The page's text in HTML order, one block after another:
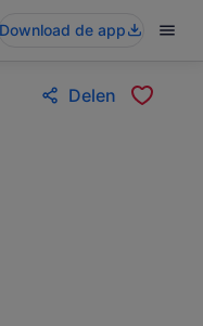
Download de app
Delen